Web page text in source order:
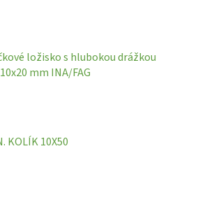
ložisko s hlubokou drážkou
mm INA/FAG
KOLÍK 10X50